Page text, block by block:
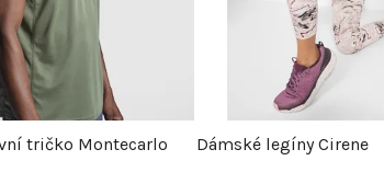
tričko Montecarlo Dámské legíny Cirene